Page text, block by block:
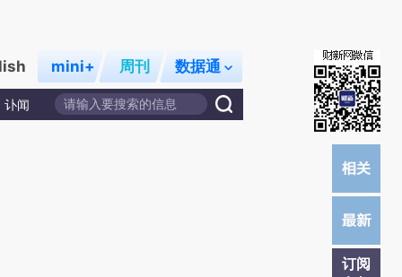
mini+ 周刊 数据通
讣闻
订阅